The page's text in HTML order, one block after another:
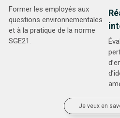
Former les employés aux
questions environnementales
et à la pratique de la norme
SGE21.
Je veux en